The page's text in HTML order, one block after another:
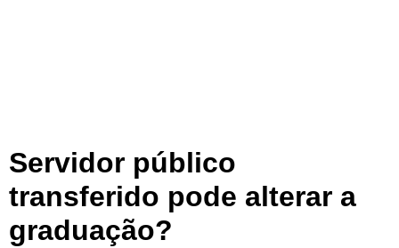
Servidor público
transferido pode alterar a
graduação?